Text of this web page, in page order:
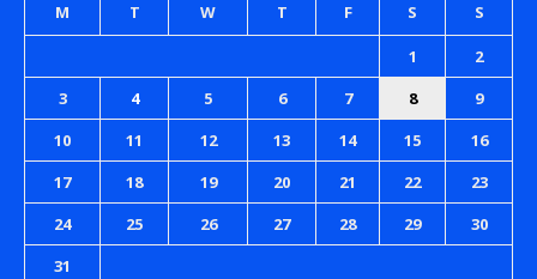
M T W T F S S
1
2
3
4 5 6 7 8
9
10
11 12 13 14 15
16
17
18 19 20 21 22
23
24
25 26 27 28 29
30
31